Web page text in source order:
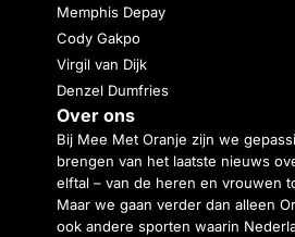
Memphis Depay
Cody Gakpo
Virgil van Dijk
Denzel Dumfries
Over ons
Bij Mee Met Oranje zijn we
brengen van het laatste nieuws
elftal – van de heren en vrouwen
Maar we gaan verder dan alleen
ook andere sporten waarin